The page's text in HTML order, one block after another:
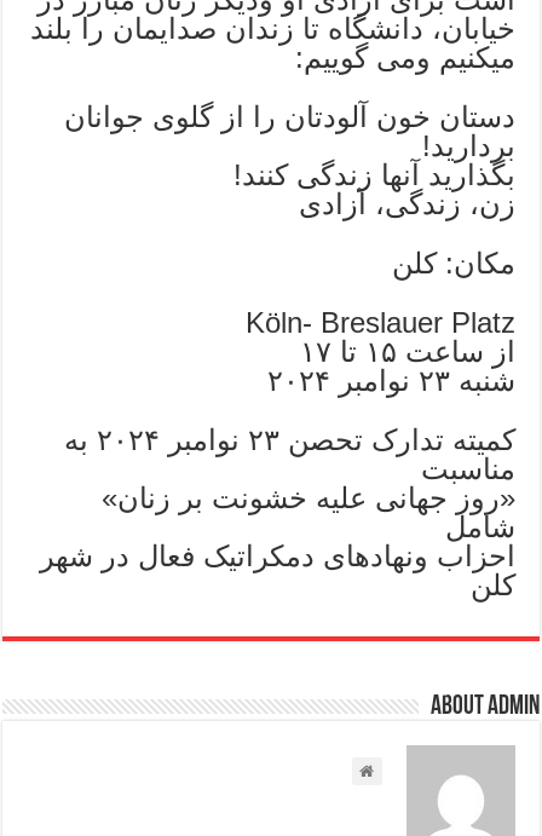
خیابان، دانشگاه تا زندان صدایمان را بلند
میکنیم ومی گوییم:
دستان خون آلودتان را از گلوی جوانان
بردارید!
بگذارید آنها زندگی کنند!
زن، زندگی، آزادی
مکان: کلن
Köln- Breslauer Platz
از ساعت ۱۵ تا ۱۷
شنبه ۲۳ نوامبر ۲۰۲۴
کمیته تدارک تحصن ۲۳ نوامبر ۲۰۲۴ به
مناسبت
«روز جهانی علیه خشونت بر زنان»
شامل
احزاب ونهادهای دمکراتیک فعال در شهر
کلن
About admin